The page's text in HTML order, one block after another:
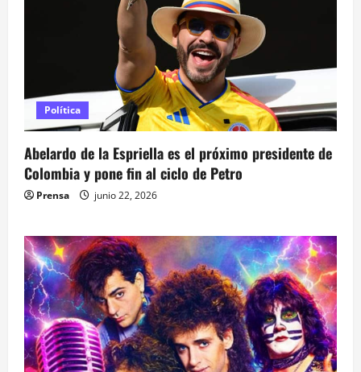
Política
Abelardo de la Espriella es el próximo presidente de
Colombia y pone fin al ciclo de Petro
Prensa junio 22, 2026